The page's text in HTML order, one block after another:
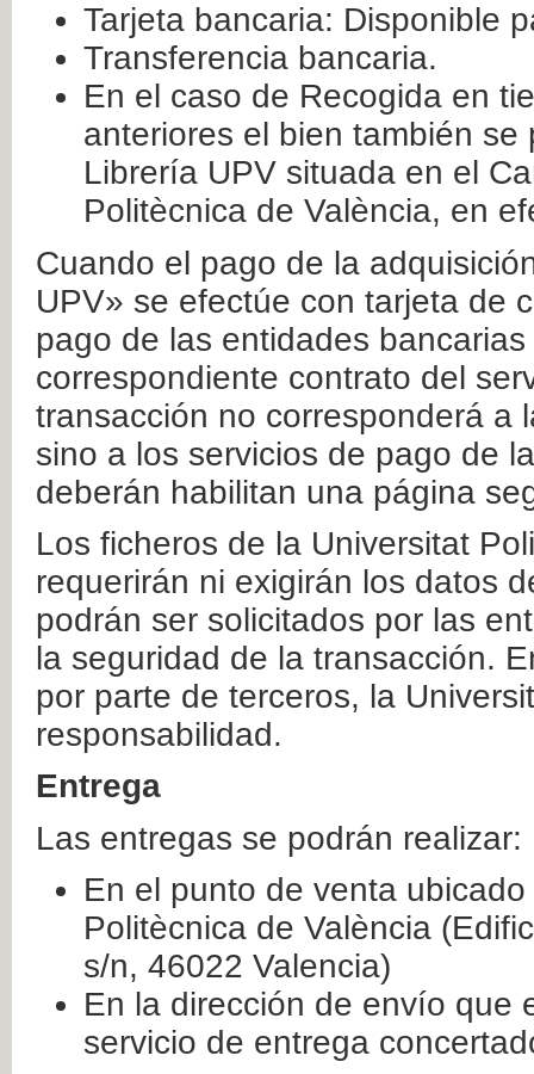
Tarjeta bancaria: Disponible
Transferencia bancaria.
En el caso de Recogida en
anteriores el bien también
Librería UPV situada en el
Politècnica de València, en
Cuando el pago de la
UPV» se efectúe con tarjeta de
pago de las entidades
correspondiente contrato del
transacción no corresponderá a
sino a los servicios de pago de
deberán habilitan una página
Los ficheros de la Universitat
requerirán ni exigirán los datos
podrán ser solicitados por las
la seguridad de la transacción.
por parte de terceros, la
responsabilidad.
Entrega
Las entregas se podrán realizar:
En el punto de venta
Politècnica de València
s/n, 46022 Valencia)
En la dirección de envío que
servicio de entrega